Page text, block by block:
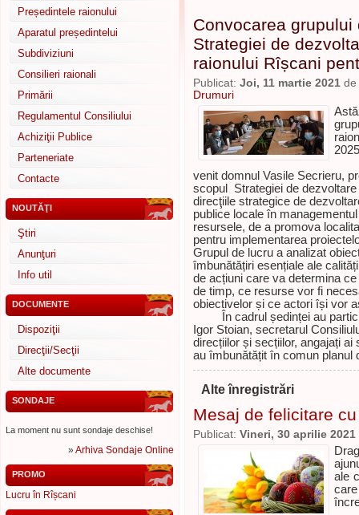
Președintele raionului
Aparatul președintelui
Subdiviziuni
Consilieri raionali
Primării
Regulamentul Consiliului
Achiziţii Publice
Parteneriate
Contacte
NOUTĂŢI
Ştiri
Anunţuri
Info util
DOCUMENTE
Dispoziţii
Direcţii/Secţii
Alte documente
SONDAJE
La moment nu sunt sondaje deschise!
»Arhiva Sondaje Online
PROMO
Lucru în Rîșcani
Convocarea
Strategiei de
raionului Rîșcani
Publicat: Joi, 11 martie 2021 de
Drumuri
venit domnul Vasile Secrieru,
scopul Strategiei de
direcţiile strategice de
publice locale în
resursele, de a promova
pentru implementarea
Grupul de lucru a analizat
îmbunătățiri esențiale ale
de acțiuni care va determina
de timp, ce resurse vor fi
obiectivelor și ce actori își vor
În cadrul ședinței au
Igor Stoian, secretarul
direcțiilor și secțiilor, angajați ai
au îmbunătățit în comun planul
Alte înregistrări
Mesaj de felicitare
Publicat: Vineri, 30 aprilie 2021
ale